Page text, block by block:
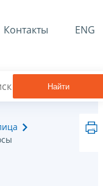
Контакты ENG
Найти